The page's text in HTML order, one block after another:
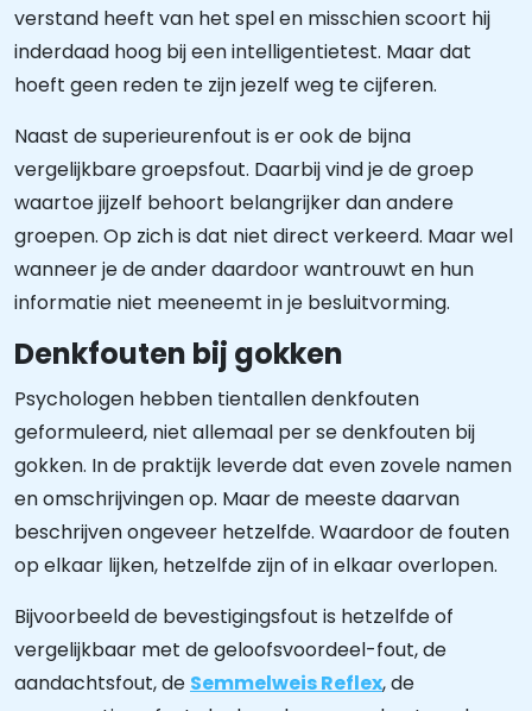
verstand heeft van het spel en misschien scoort hij
inderdaad hoog bij een intelligentietest. Maar dat
hoeft geen reden te zijn jezelf weg te cijferen.
Naast de superieurenfout is er ook de bijna
vergelijkbare groepsfout. Daarbij vind je de groep
waartoe jijzelf behoort belangrijker dan andere
groepen. Op zich is dat niet direct verkeerd. Maar wel
wanneer je de ander daardoor wantrouwt en hun
informatie niet meeneemt in je besluitvorming.
Denkfouten bij gokken
Psychologen hebben tientallen denkfouten
geformuleerd, niet allemaal per se denkfouten bij
gokken. In de praktijk leverde dat even zovele namen
en omschrijvingen op. Maar de meeste daarvan
beschrijven ongeveer hetzelfde. Waardoor de fouten
op elkaar lijken, hetzelfde zijn of in elkaar overlopen.
Bijvoorbeeld de bevestigingsfout is hetzelfde of
vergelijkbaar met de geloofsvoordeel-fout, de
aandachtsfout, de Semmelweis Reflex, de